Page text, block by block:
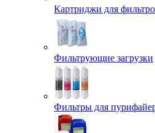
Картриджи для
Фильтрующие загрузки
Фильтры для